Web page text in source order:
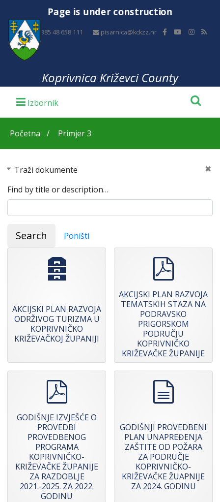
Page is under construction
+385 48 658 111 pisarnica@kckzz.hr
Koprivnica Križevci County
Početna Primjer 3
Traži dokumente
Find by title or description…
Search Poništi
AKCIJSKI PLAN RAZVOJA
ODRŽIVOG TURIZMA U
KOPRIVNIČKO
KRIŽEVAČKOJ ŽUPANIJI
AKCIJSKI PLAN RAZVOJA
TEMATSKIH STAZA NA
PODRAVSKO
PRIGORSKOM
PODRUČJU
KOPRIVNIČKO
KRIŽEVAČKE ŽUPANIJE
GODIŠNJE IZVJEŠĆE O
PROVEDBI
PROVEDBENOG
PROGRAMA
KOPRIVNIČKO-
KRIŽEVAČKE ŽUPANIJE
ZA RAZDOBLJE
2021.-2025. ZA 2022.
GODINU
GODIŠNJI PROVEDBENI
PLAN UNAPREĐENJA
ZAŠTITE OD POŽARA
ZA PODRUČJE
KOPRIVNIČKO-
KRIŽEVAČKE ŽUAPNIJE
ZA 2024. GODINU